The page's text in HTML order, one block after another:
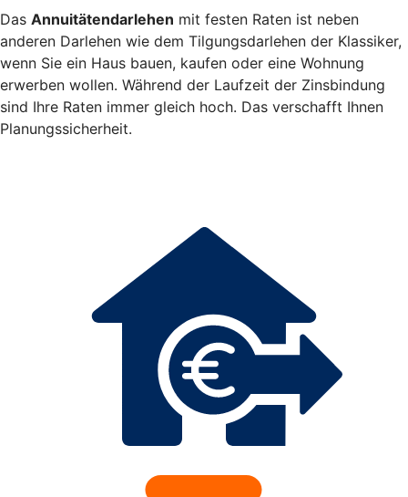
Das Annuitätendarlehen mit festen Raten ist neben
anderen Darlehen wie dem Tilgungsdarlehen der Klassiker,
wenn Sie ein Haus bauen, kaufen oder eine Wohnung
erwerben wollen. Während der Laufzeit der Zinsbindung
sind Ihre Raten immer gleich hoch. Das verschafft Ihnen
Planungssicherheit.